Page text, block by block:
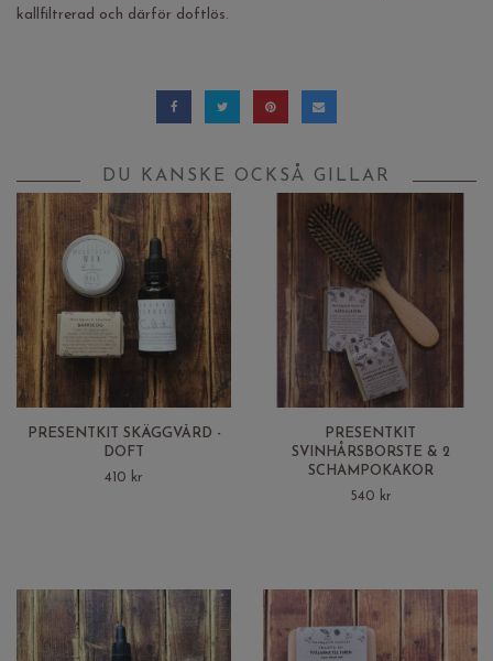
kallfiltrerad och därför doftlös.
DU KANSKE OCKSÅ GILLAR
PRESENTKIT SKÄGGVÅRD -
DOFT
410 kr
PRESENTKIT
SVINHÅRSBORSTE & 2
SCHAMPOKAKOR
540 kr